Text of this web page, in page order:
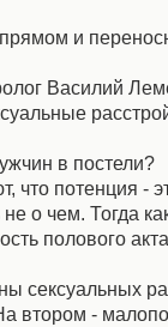
и
Василий
в постели?
что потенция -
о чем. Тогда
полового
сексуальных
втором -